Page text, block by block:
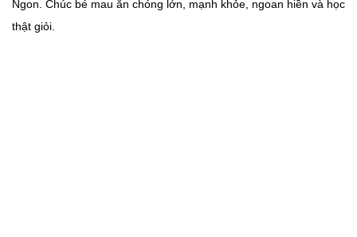
Ngon. Chúc bé mau ăn chóng lớn, mạnh khỏe, ngoan hiền và học
thật giỏi.